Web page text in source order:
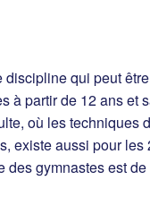
discipline qui peut
à partir de 12 ans et
où les techniques
existe aussi pour les
des gymnastes est de